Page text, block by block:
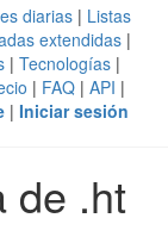
diarias | Listas
extendidas |
| Tecnologías |
| FAQ | API |
| Iniciar sesión
de .ht